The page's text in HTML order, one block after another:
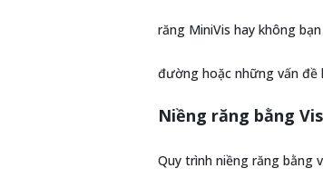
răng MiniVis hay không
đường hoặc những vấn đề
Niềng răng bằng
Quy trình niềng răng bằng